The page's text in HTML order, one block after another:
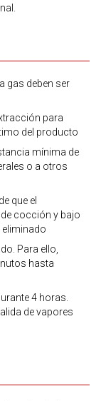
gas deben ser
para
del producto
mínima de
o a otros
que el
cocción y bajo
Para ello,
hasta
4 horas.
de vapores